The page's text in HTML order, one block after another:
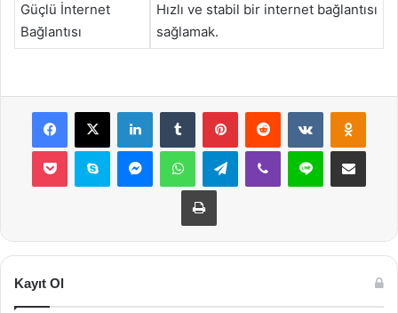
Güçlü İnternet
Bağlantısı
Hızlı ve stabil bir internet bağlantısı
sağlamak.
Facebook
X LinkedInTumblr PinterestReddit VKontakte
Pocket Skype MessengerWhatsAppTelegramViber Line E-Posta ile
Yazdır
Kayıt Ol